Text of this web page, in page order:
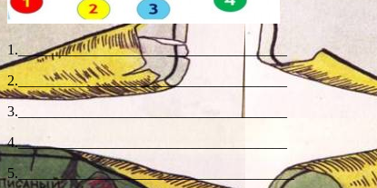
1._____________________________________
2._____________________________________
3._____________________________________
4._____________________________________
5.______________________________________